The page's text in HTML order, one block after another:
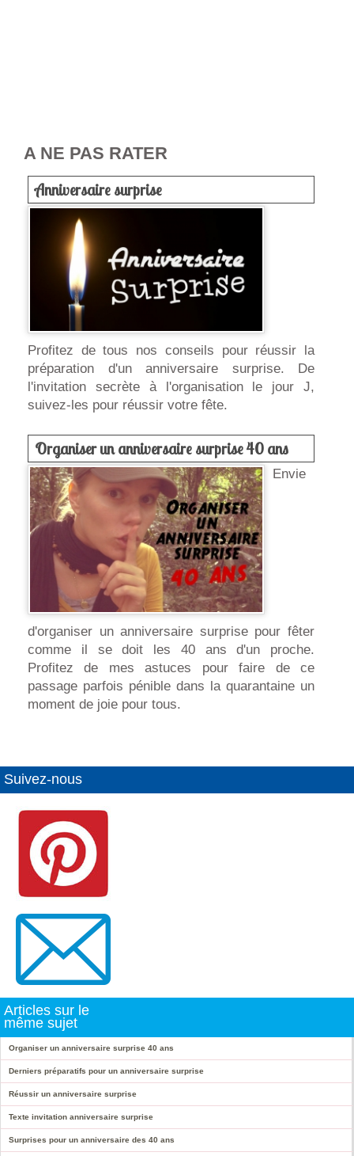
A NE PAS RATER
Anniversaire surprise
Profitez de tous nos conseils pour réussir la
préparation d'un anniversaire surprise. De
l'invitation secrète à l'organisation le jour J,
suivez-les pour réussir votre fête.
Organiser un anniversaire surprise 40 ans
Envie
d'organiser un anniversaire surprise pour fêter
comme il se doit les 40 ans d'un proche.
Profitez de mes astuces pour faire de ce
passage parfois pénible dans la quarantaine un
moment de joie pour tous.
Suivez-nous
Articles sur le
même sujet
Organiser un anniversaire surprise 40 ans
Derniers préparatifs pour un anniversaire surprise
Réussir un anniversaire surprise
Texte invitation anniversaire surprise
Surprises pour un anniversaire des 40 ans